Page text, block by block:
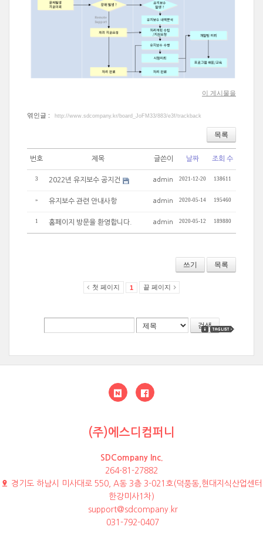
이 게시물을
엮인글 : http://www.sdcompany.kr/board_JoFM33/883/e3f/trackback
목록
번호 제목 글쓴이 날짜 조회 수
3 2022년 유지보수 공지건 admin 2021-12-20 138611
» 유지보수 관련 안내사항 admin 2020-05-14 195460
1 홈페이지 방문을 환영합니다. admin 2020-05-12 189880
쓰기 목록
첫 페이지 1 끝 페이지
검색
(주)에스디컴퍼니
SDCompany Inc.
264-81-27882
경기도 하남시 미사대로 550, A동 3층 3-021호(덕풍동,현대지식산업센터
한강미사1차)
support@sdcompany.kr
031-792-0407